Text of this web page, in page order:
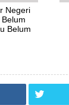
Negeri
Belum